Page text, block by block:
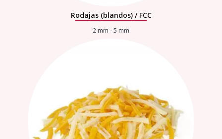
Rodajas (blandos) / FCC
2 mm - 5 mm